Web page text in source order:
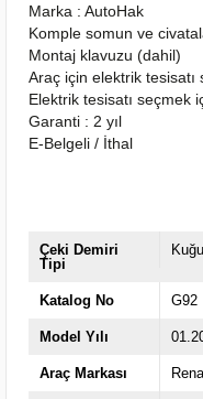
Marka : AutoHak
Komple somun ve
Montaj klavuzu (dahil)
Araç için elektrik
Elektrik tesisatı seçmek
Garanti : 2 yıl
E-Belgeli / İthal
Çeki Demiri
Tipi
Katalog No G92
Model Yılı
Araç Markası